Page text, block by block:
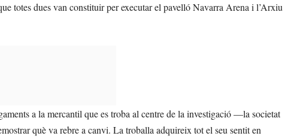
totes dues van constituir per executar el pavelló Navarra Arena i l’Arxiu
a la mercantil que es troba al centre de la investigació —la societat
què va rebre a canvi. La troballa adquireix tot el seu sentit en